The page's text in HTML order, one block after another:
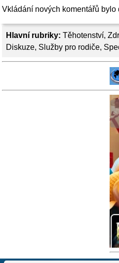
Hlavní rubriky: Těhotenství,
Diskuze, Služby pro rodiče,
Vkládání nových komentářů bylo